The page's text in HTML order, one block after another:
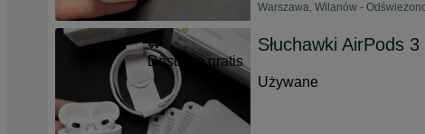
Warszawa, Wilanów -
Dostawa gratis
Słuchawki AirPods 3
Używane